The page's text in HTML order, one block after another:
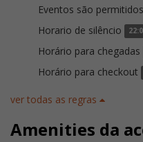
Eventos são permitidos
Horario de silêncio
Horário para chegadas
Horário para checkout
ver todas as regras
Amenities da